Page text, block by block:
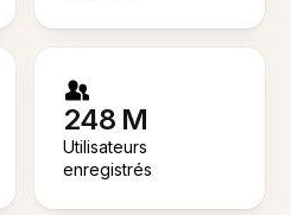
248 M
Utilisateurs
enregistrés